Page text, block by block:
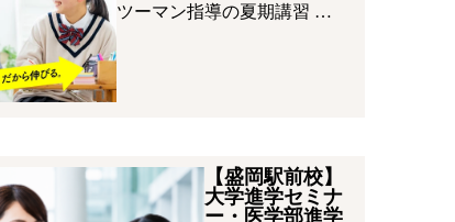
ツーマン指導の夏期講習 …
【盛岡駅前校】
大学進学セミナ
ー・医学部進学